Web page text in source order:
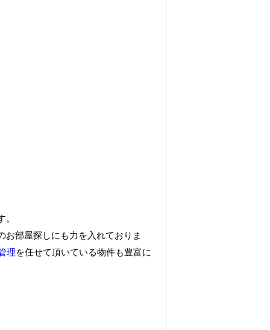
お部屋探しにも力を入れておりま
理を任せて頂いている物件も豊富に